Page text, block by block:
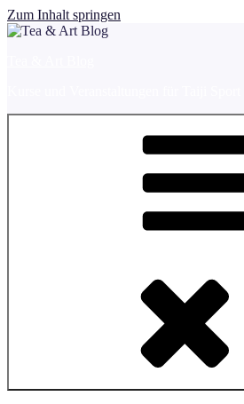
Zum Inhalt springen